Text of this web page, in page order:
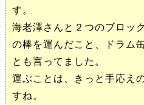
す。
海老澤さんと２つのブロッ
の棒を運んだこと、ドラム
とも言ってました。
運ぶことは、きっと手応え
すね。